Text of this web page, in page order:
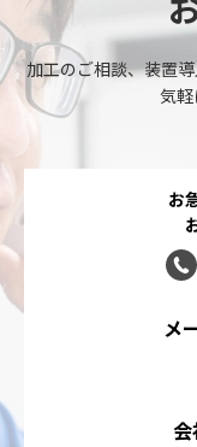
加工のご相談、装置
気軽
お
メ